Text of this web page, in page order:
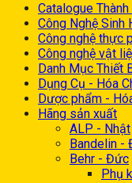
Catalogue Thành
Công Nghệ Sinh
Công nghệ thực
Công nghệ vật
Danh Mục Thiết
Dụng Cụ - Hóa
Dược phẩm -
Hãng sản xuất
ALP - Nhật
Bandelin -
Behr - Đức
Phụ